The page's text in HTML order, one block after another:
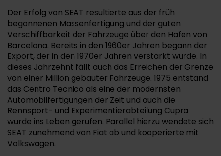
Der Erfolg von SEAT resultierte aus der früh
begonnenen Massenfertigung und der guten
Verschiffbarkeit der Fahrzeuge über den Hafen von
Barcelona. Bereits in den 1960er Jahren begann der
Export, der in den 1970er Jahren verstärkt wurde. In
dieses Jahrzehnt fällt auch das Erreichen der Grenze
von einer Million gebauter Fahrzeuge. 1975 entstand
das Centro Tecnico als eine der modernsten
Automobilfertigungen der Zeit und auch die
Rennsport- und Experimentierabteilung Cupra
wurde ins Leben gerufen. Parallel hierzu wendete sich
SEAT zunehmend von Fiat ab und kooperierte mit
Volkswagen.